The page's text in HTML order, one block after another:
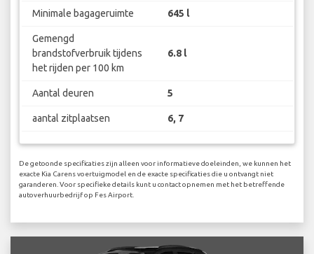
Minimale bagageruimte 645 l
Gemengd
brandstofverbruik tijdens
het rijden per 100 km
6.8 l
Aantal deuren 5
aantal zitplaatsen 6, 7
De getoonde specificaties zijn alleen voor informatieve doeleinden, we kunnen het
exacte Kia Carens voertuigmodel en de exacte specificaties die u ontvangt niet
garanderen. Voor specifieke details kunt u contact opnemen met het betreffende
autoverhuurbedrijf op Fes Airport.